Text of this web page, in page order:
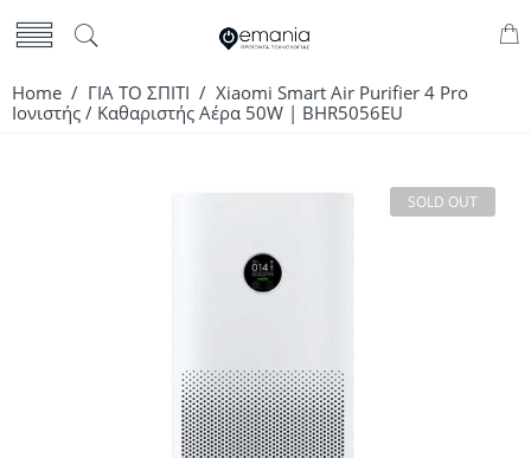
Home / ΓΙΑ ΤΟ ΣΠΙΤΙ / Xiaomi Smart Air Purifier 4 Pro
Ιονιστής / Καθαριστής Αέρα 50W | BHR5056EU
SOLD OUT